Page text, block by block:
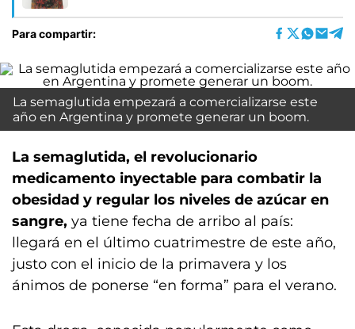
Para compartir:
La semaglutida empezará a comercializarse este
año en Argentina y promete generar un boom.
La semaglutida, el revolucionario
medicamento inyectable para combatir la
obesidad y regular los niveles de azúcar en
sangre, ya tiene fecha de arribo al país:
llegará en el último cuatrimestre de este año,
justo con el inicio de la primavera y los
ánimos de ponerse “en forma” para el verano.